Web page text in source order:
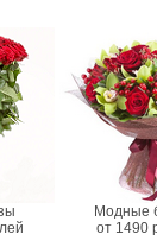
Модные
от 1490